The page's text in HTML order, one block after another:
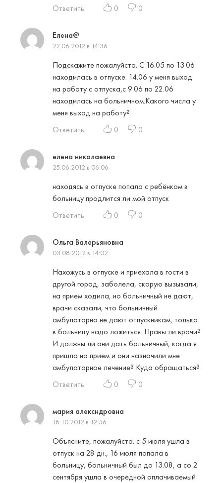
Ответить 0 0
Елена@
22.06.2012 в 14:36
Подскажите пожалуйста. С 16.05 по 13.06
находилась в отпуске. 14.06 у меня выход
на работу с отпуска,с 9.06 по 22.06
находилась на больничном.Какого числа у
меня выход на работу?
Ответить
0 0
елена николаевна
25.06.2012 в 06:06
находясь в отпуске попала с ребёнком в
больницу продлится ли мой отпуск
Ответить
0 0
Ольга Валерьяновна
03.08.2012 в 14:02
Нахожусь в отпуске и приехала в гости в
другой город, заболела, скорую вызывали,
на прием ходила, но больничный не дают,
врачи сказали, что больничный
амбулаторно не дают отпускникам, только
в больницу надо ложиться. Правы ли врачи?
И должны ли они дать больничный, когда я
пришла на прием и они назначили мне
амбулаторное лечение? Куда обращаться?
Ответить
0 0
мария алексндровна
18.10.2012 в 12:56
Объясните, пожалуйста. с 5 июля ушла в
отпуск на 28 дн., 16 июля попала в
больницу, больничный был до 13.08, а со 2
сентября ушла в очередной оплачиваемый